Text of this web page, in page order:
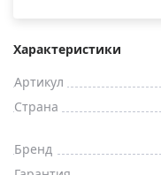
Характеристики
Артикул
Страна
Бренд